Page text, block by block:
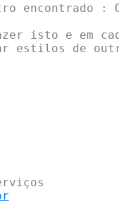
encontrado :
isto e em